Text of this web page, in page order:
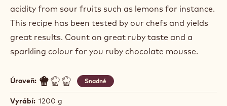
acidity from sour fruits such as lemons for instance.
This recipe has been tested by our chefs and yields
great results. Count on great ruby taste and a
sparkling colour for you ruby chocolate mousse.
Úroveň: Snadné
Vyrábí: 1200 g